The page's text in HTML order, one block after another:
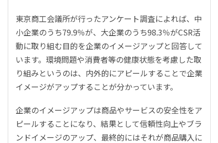
東京商工会議所が行ったアンケート調査によれば、中
小企業のうち79.9％が、大企業のうち98.3％がCSR活
動に取り組む目的を企業のイメージアップと回答して
います。環境問題や消費者等の健康状態を考慮した取
り組みというのは、内外的にアピールすることで企業
イメージがアップすることが分かっています。
企業のイメージアップは商品やサービスの安全性をア
ピールすることになり、結果として信頼性向上やブラ
ンドイメージのアップ、最終的にはそれが商品購入に